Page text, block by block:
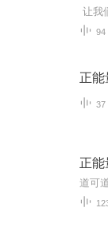
94
正能
37
正能